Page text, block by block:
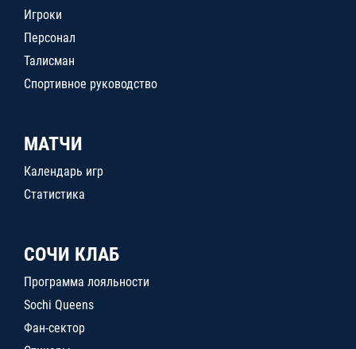
Игроки
Персонал
Талисман
Спортивное руководство
МАТЧИ
Календарь игр
Статистика
СОЧИ КЛАБ
Программа лояльности
Sochi Queens
Фан-сектор